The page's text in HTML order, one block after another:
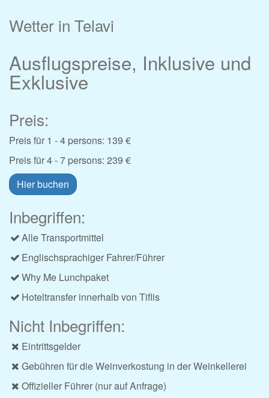
Wetter in Telavi
Ausflugspreise, Inklusive und
Exklusive
Preis:
Preis für 1 - 4 persons: 139 €
Preis für 4 - 7 persons: 239 €
Hier buchen
Inbegriffen:
Alle Transportmittel
Englischsprachiger Fahrer/Führer
Why Me Lunchpaket
Hoteltransfer innerhalb von Tiflis
Nicht Inbegriffen:
Eintrittsgelder
Gebühren für die Weinverkostung in der Weinkellerei
Offizieller Führer (nur auf Anfrage)